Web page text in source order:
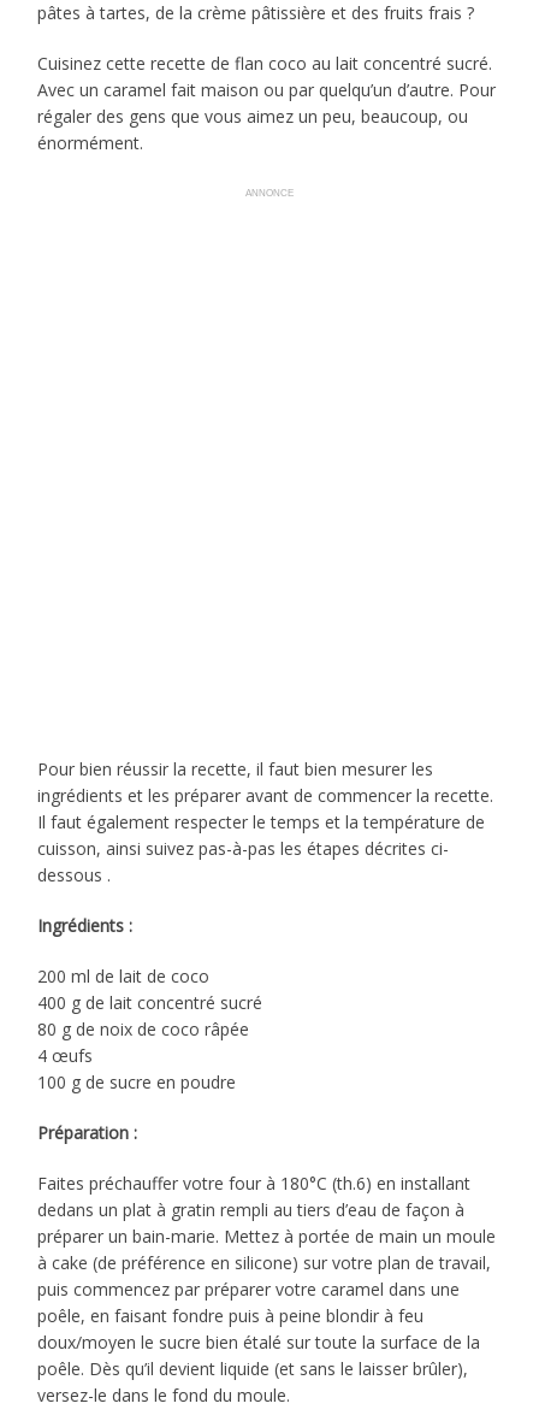
pâtes à tartes, de la crème pâtissière et des fruits frais ?
Cuisinez cette recette de flan coco au lait concentré sucré.
Avec un caramel fait maison ou par quelqu’un d’autre. Pour
régaler des gens que vous aimez un peu, beaucoup, ou
énormément.
ANNONCE
Pour bien réussir la recette, il faut bien mesurer les
ingrédients et les préparer avant de commencer la recette.
Il faut également respecter le temps et la température de
cuisson, ainsi suivez pas-à-pas les étapes décrites ci-
dessous .
Ingrédients :
200 ml de lait de coco
400 g de lait concentré sucré
80 g de noix de coco râpée
4 œufs
100 g de sucre en poudre
Préparation :
Faites préchauffer votre four à 180°C (th.6) en installant
dedans un plat à gratin rempli au tiers d’eau de façon à
préparer un bain-marie. Mettez à portée de main un moule
à cake (de préférence en silicone) sur votre plan de travail,
puis commencez par préparer votre caramel dans une
poêle, en faisant fondre puis à peine blondir à feu
doux/moyen le sucre bien étalé sur toute la surface de la
poêle. Dès qu’il devient liquide (et sans le laisser brûler),
versez-le dans le fond du moule.